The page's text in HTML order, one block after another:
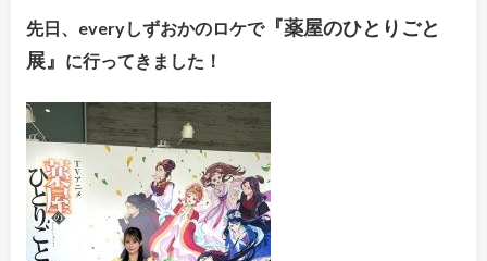
先日、everyしずおかのロケで『薬屋のひとりごと
展』 に行ってきました！